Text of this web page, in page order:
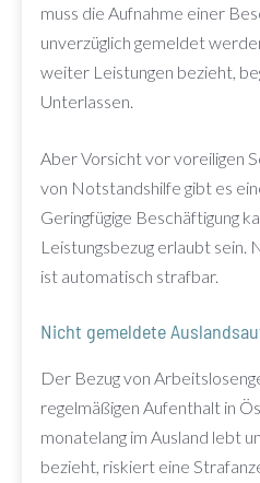
muss die Aufnahme einer
unverzüglich gemeldet
weiter Leistungen bezieht,
Unterlassen.
Aber Vorsicht vor voreiligen
von Notstandshilfe gibt es
Geringfügige Beschäftigung
Leistungsbezug erlaubt
ist automatisch strafbar.
Nicht gemeldete
Der Bezug von
regelmäßigen Aufenthalt in
monatelang im Ausland lebt
bezieht, riskiert eine